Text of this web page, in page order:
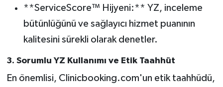
**ServiceScore™ Hijyeni:** YZ, inceleme
bütünlüğünü ve sağlayıcı hizmet puanının
kalitesini sürekli olarak denetler.
3. Sorumlu YZ Kullanımı ve Etik Taahhüt
En önemlisi, Clinicbooking.com'un etik taahhüdü,